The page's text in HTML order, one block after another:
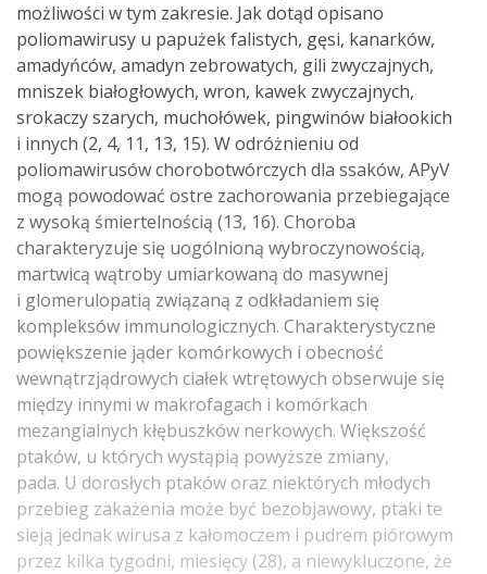
możliwości w tym zakresie. Jak dotąd opisano
poliomawirusy u papużek falistych, gęsi, kanarków,
amadyńców, amadyn zebrowatych, gili zwyczajnych,
mniszek białogłowych, wron, kawek zwyczajnych,
srokaczy szarych, muchołówek, pingwinów białookich
i innych (2, 4, 11, 13, 15). W odróżnieniu od
poliomawirusów chorobotwórczych dla ssaków, APyV
mogą powodować ostre zachorowania przebiegające
z wysoką śmiertelnością (13, 16). Choroba
charakteryzuje się uogólnioną wybroczynowością,
martwicą wątroby umiarkowaną do masywnej
i glomerulopatią związaną z odkładaniem się
kompleksów immunologicznych. Charakterystyczne
powiększenie jąder komórkowych i obecność
wewnątrzjądrowych ciałek wtrętowych obserwuje się
między innymi w makrofagach i komórkach
mezangialnych kłębuszków nerkowych. Większość
ptaków, u których wystąpią powyższe zmiany,
pada. U dorosłych ptaków oraz niektórych młodych
przebieg zakażenia może być bezobjawowy, ptaki te
sieją jednak wirusa z kałomoczem i pudrem piórowym
przez kilka tygodni, miesięcy (28), a niewykluczone, że